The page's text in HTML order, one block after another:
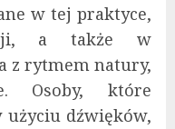
w tej praktyce,
a także w
z rytmem natury,
Osoby, które
dźwięków,